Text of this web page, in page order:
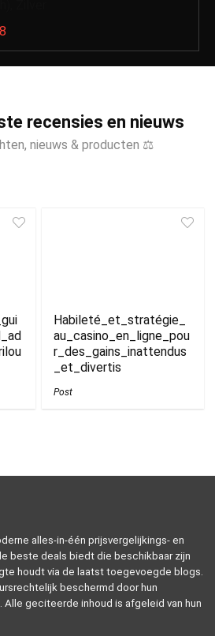
recensies en nieuws
nieuws & producten ⚖
Habileté_et_stratégie_
au_casino_en_ligne_pou
r_des_gains_inattendus
_et_divertis
Post
alles-in-één prijsvergelijkings- en
beste deals biedt die beschikbaar zijn
houdt via de laatst toegevoegde blogs.
beschermd door hun
geciteerde inhoud is afgeleid van hun